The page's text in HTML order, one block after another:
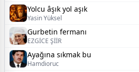
Yolcu âşık yol aşık
Yasin Yüksel
Gurbetin fermanı
EZGİCE ŞİİR
Ayağına sıkmak bu
Hamdioruc